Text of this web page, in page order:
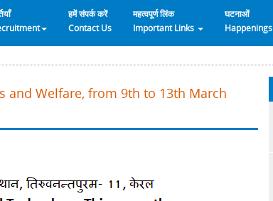
हमें संपर्क करें
Contact Us
महत्वपूर्ण लिंक
Important Links
घटनाओं
Happenings
and Welfare, from 9th to 13th March